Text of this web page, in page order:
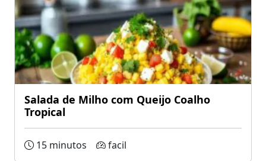
Salada de Milho com Queijo Coalho
Tropical
15 minutos facil